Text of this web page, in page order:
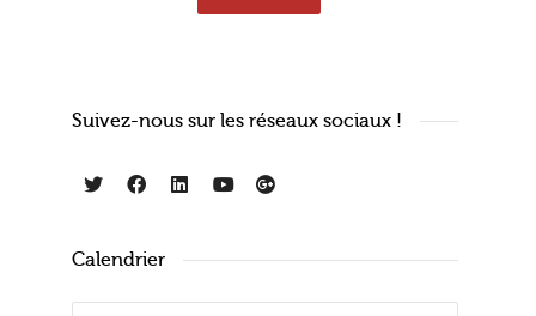
Suivez-nous sur les réseaux sociaux !
Calendrier